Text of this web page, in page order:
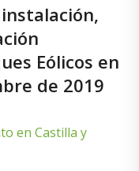
Eólicos en
de 2019
en Castilla y